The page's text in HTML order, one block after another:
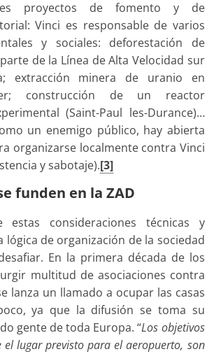
proyectos de fomento y de
Vinci es responsable de varios
y sociales: deforestación de
de la Línea de Alta Velocidad sur
extracción minera de uranio en
construcción de un reactor
(Saint-Paul les-Durance)…
un enemigo público, hay abierta
organizarse localmente contra Vinci
y sabotaje).[3]
funden en la ZAD
consideraciones técnicas y
lógica de organización de la sociedad
En la primera década de los
multitud de asociaciones contra
lanza un llamado a ocupar las casas
ya que la difusión se toma su
gente de toda Europa. “Los objetivos
el lugar previsto para el aeropuerto, son